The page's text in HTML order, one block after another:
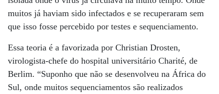
muitos já haviam sido infectados e se recuperaram sem
que isso fosse percebido por testes e sequenciamento.
Essa teoria é a favorizada por Christian Drosten,
virologista-chefe do hospital universitário Charité, de
Berlim. “Suponho que não se desenvolveu na África do
Sul, onde muitos sequenciamentos são realizados